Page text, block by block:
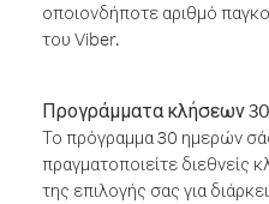
οποιονδήποτε αριθμό
του Viber.
Προγράμματα κλήσεων
Το πρόγραμμα 30 ημερών
πραγματοποιείτε διεθνείς
της επιλογής σας για